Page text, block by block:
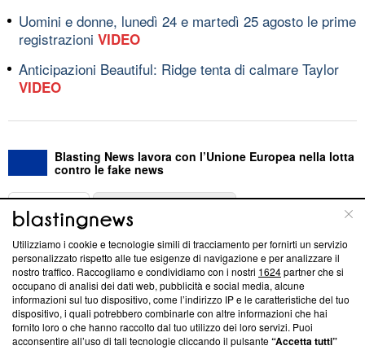
Uomini e donne, lunedì 24 e martedì 25 agosto le prime
registrazioni VIDEO
Anticipazioni Beautiful: Ridge tenta di calmare Taylor
VIDEO
Blasting News lavora con l’Unione Europea nella lotta
contro le fake news
ABOUT
Questa sezione offre informazioni trasparenti su Blasting
News, sui nostri processi editoriali e su come ci impegniamo a
creare news di qualità. Inoltre, afferma la nostra aderenza a
‘Trust Project - News with Integrity’Blasting News non è
ancora membro del programma, ma ha richiesto di farne
parte; Trust Project non ha ancora effettuato una verifica di
Utilizziamo i cookie e tecnologie simili di tracciamento per fornirti un servizio
personalizzato rispetto alle tue esigenze di navigazione e per analizzare il
nostro traffico. Raccogliamo e condividiamo con i nostri 1624partner che si
occupano di analisi dei dati web, pubblicità e social media, alcune
informazioni sul tuo dispositivo, come l’indirizzo IP e le caratteristiche del tuo
dispositivo, i quali potrebbero combinarle con altre informazioni che hai
fornito loro o che hanno raccolto dal tuo utilizzo dei loro servizi. Puoi
acconsentire all’uso di tali tecnologie cliccando il pulsante“Accetta tutti”